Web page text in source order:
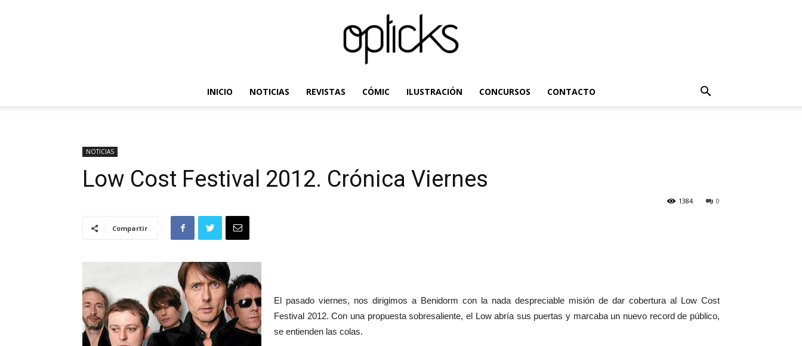
INICIO NOTICIAS REVISTAS CÓMIC ILUSTRACIÓN CONCURSOS CONTACTO
NOTICIAS
Low Cost Festival 2012. Crónica Viernes
0
1384
Compartir
El pasado viernes, nos dirigimos a Benidorm con la nada despreciable misión de dar cobertura al Low Cost
Festival 2012. Con una propuesta sobresaliente, el Low abría sus puertas y marcaba un nuevo record de público,
se entienden las colas.